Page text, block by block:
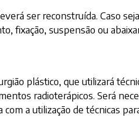
ser reconstruída. Caso
fixação, suspensão ou
plástico, que utilizará
radioterápicos. Será
a utilização de técnicas